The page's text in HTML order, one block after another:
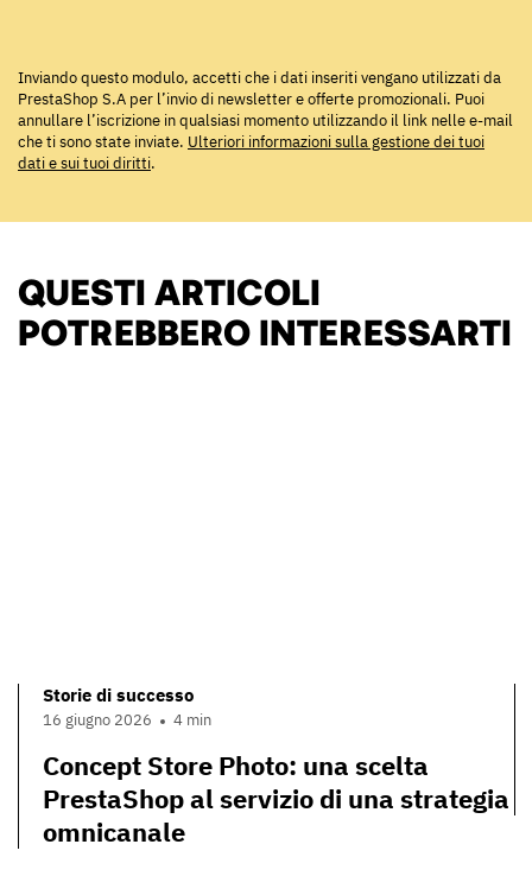
Inviando questo modulo, accetti che i dati inseriti vengano utilizzati da
PrestaShop S.A per l’invio di newsletter e offerte promozionali. Puoi
annullare l’iscrizione in qualsiasi momento utilizzando il link nelle e-mail
che ti sono state inviate. Ulteriori informazioni sulla gestione dei tuoi
dati e sui tuoi diritti.
QUESTI ARTICOLI
POTREBBERO INTERESSARTI
Storie di successo
16 giugno 2026 4 min
Concept Store Photo: una scelta
PrestaShop al servizio di una strategia
omnicanale